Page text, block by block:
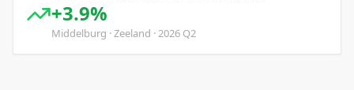
+3.9%
Middelburg ·Zeeland ·2026 Q2